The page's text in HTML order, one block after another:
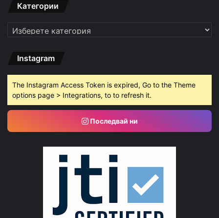
Категории
Категории
Instagram
The Instagram Access Token is expired, Go to the Theme
options page > Integrations, to to refresh it.
Последвай ни